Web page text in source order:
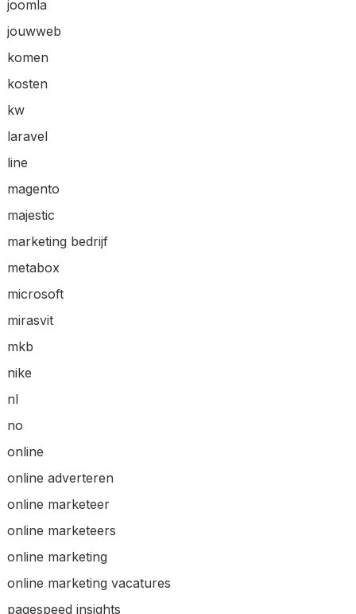
joomla
jouwweb
komen
kosten
kw
laravel
line
magento
majestic
marketing bedrijf
metabox
microsoft
mirasvit
mkb
nike
nl
no
online
online adverteren
online marketeer
online marketeers
online marketing
online marketing vacatures
pagespeed insights